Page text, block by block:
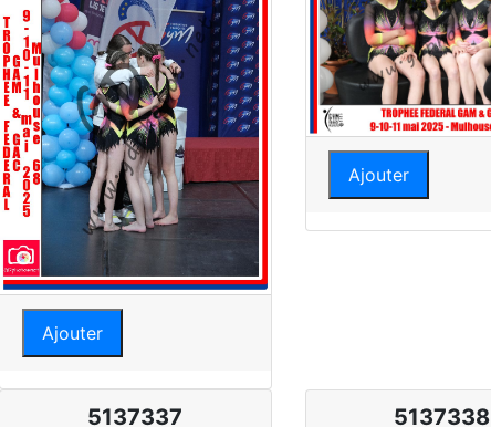
Ajouter
Ajouter
5137337 5137338